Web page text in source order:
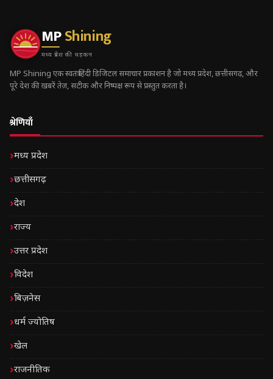
MPShining
मध्य प्रदेश की धड़कन
MP Shining एक स्वतंत्र हिंदी डिजिटल समाचार प्रकाशन है जो मध्य प्रदेश, छत्तीसगढ़, और
पूरे देश की ख़बरें तेज़, सटीक और निष्पक्ष रूप से प्रस्तुत करता है।
श्रेणियाँ
मध्य प्रदेश
छत्तीसगढ़
देश
राज्य
उत्तर प्रदेश
विदेश
बिज़नेस
धर्म ज्योतिष
खेल
राजनीतिक